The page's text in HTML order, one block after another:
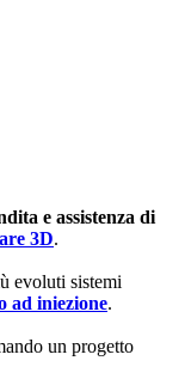
e assistenza di
3D.
evoluti sistemi
ad iniezione.
un progetto